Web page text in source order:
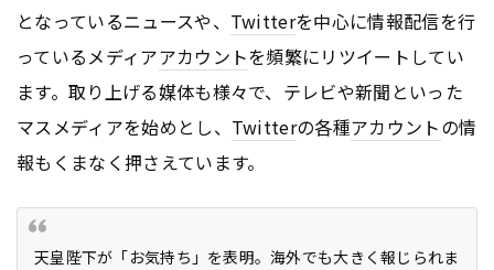
となっているニュースや、 Twitterを中心に情報配信を行
っているメディアアカウントを頻繁にリツイートしてい
ます。取り上げる媒体も様々で、テレビや新聞といった
マスメディアを始めとし、 Twitterの各種アカウントの情
報もくまなく押さえています。
天皇陛下が「お気持ち」を表明。海外でも大きく報じられま